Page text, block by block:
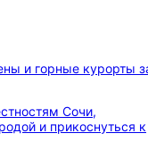
и горные курорты
Сочи,
и прикоснуться к